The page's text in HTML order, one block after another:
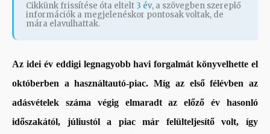
Cikkünk frissítése óta eltelt 3 év, a szövegben szereplő
információk a megjelenéskor pontosak voltak, de
mára elavulhattak.
Az idei év eddigi legnagyobb havi forgalmát könyvelhette el
októberben a használtautó-piac. Míg az első félévben az
adásvételek száma végig elmaradt az előző év hasonló
időszakától, júliustól a piac már felülteljesítő volt, így